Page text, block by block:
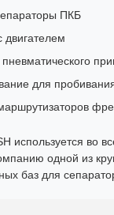
ПКБ
для
используется во
одной из
баз для